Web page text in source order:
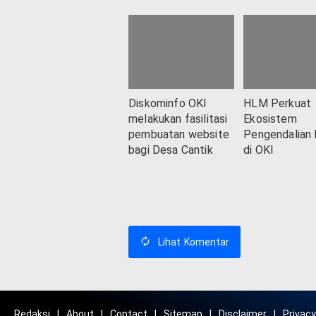
Diskominfo OKI
melakukan fasilitasi
pembuatan website
bagi Desa Cantik
HLM Perkuat
Ekosistem
di OKI
Lihat Komentar
Redaksi About Contact Sitemap Disclaimer